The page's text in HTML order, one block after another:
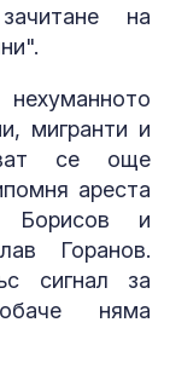
на
мигранти и
се още
ареста
Борисов и
Горанов.
сигнал за
няма